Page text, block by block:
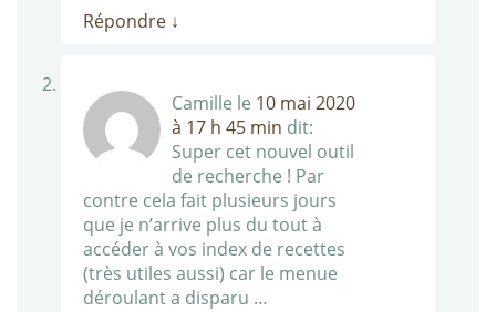
Répondre ↓
Camille le 10 mai 2020
à 17 h 45 min dit:
Super cet nouvel outil
de recherche ! Par
contre cela fait plusieurs jours
que je n’arrive plus du tout à
accéder à vos index de recettes
(très utiles aussi) car le menue
déroulant a disparu …